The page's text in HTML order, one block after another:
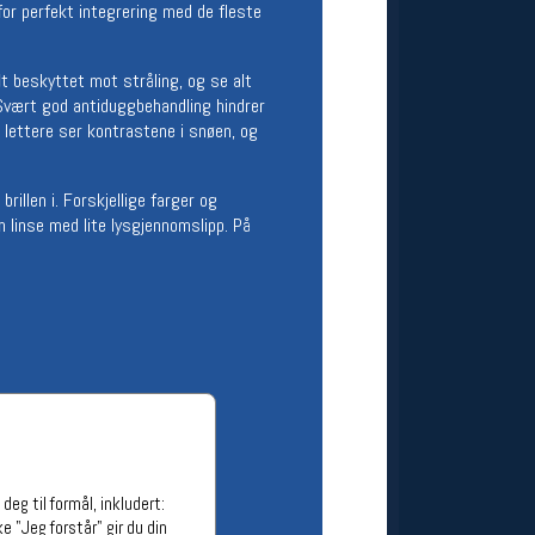
perfekt integrering med de fleste
beskyttet mot stråling, og se alt
god antiduggbehandling hindrer
ser kontrastene i snøen, og
i. Forskjellige farger og
med lite lysgjennomslipp. På
til formål, inkludert:
"Jeg forstår" gir du din
stillinger